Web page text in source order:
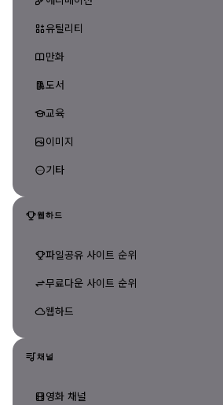
유틸리티
만화
도서
교육
이미지
기타
웹하드
파일공유 사이트 순위
무료다운 사이트 순위
웹하드
채널
영화 채널